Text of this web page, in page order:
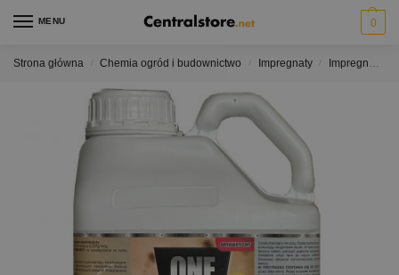
MENU 0
Strona główna Chemia ogród i budownictwo Impregnaty Impregnaty do drewna